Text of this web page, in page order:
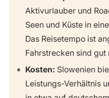
Aktivurlauber und
Seen und Küste in
Das Reisetempo ist
Fahrstrecken sind gut
Kosten: Slowenien
Leistungs-Verhältnis